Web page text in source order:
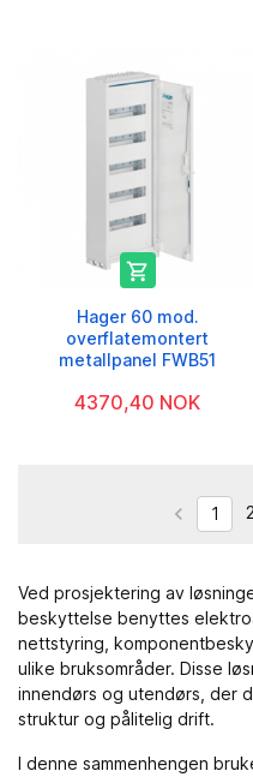

Hager 60 mod.
overflatemontert
metallpanel FWB51
4370,40 NOK
 1 2
Ved prosjektering av
beskyttelse benyttes
nettstyring,
ulike bruksområder. Disse
innendørs og utendørs, der
struktur og pålitelig drift.
I denne sammenhengen